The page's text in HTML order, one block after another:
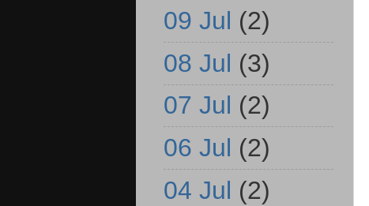
09 Jul (2)
08 Jul (3)
07 Jul (2)
06 Jul (2)
04 Jul (2)